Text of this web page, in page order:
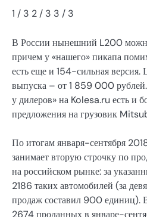
1 / 3 2/ 3 3 / 3
В России нынешний L200
причем у «нашего» пикапа
есть еще и 154-сильная
выпуска – от 1 859 000 рублей.
у дилеров» на Kolesa.ru есть и
предложения на грузовик
По итогам января-сентября
занимает вторую строчку по
на российском рынке: за
2186 таких автомобилей (за
продаж составил 900 единиц).
2674 проданных в январе-